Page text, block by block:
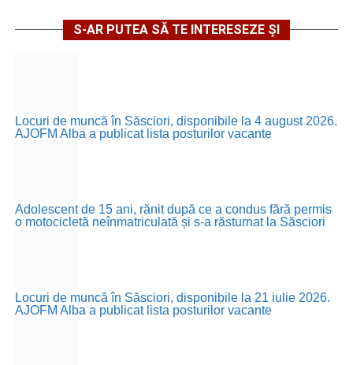
S-AR PUTEA SĂ TE INTERESEZE ȘI
Locuri de muncă în Săsciori, disponibile la 4 august 2026.
AJOFM Alba a publicat lista posturilor vacante
Adolescent de 15 ani, rănit după ce a condus fără permis
o motocicletă neînmatriculată și s-a răsturnat la Săsciori
Locuri de muncă în Săsciori, disponibile la 21 iulie 2026.
AJOFM Alba a publicat lista posturilor vacante